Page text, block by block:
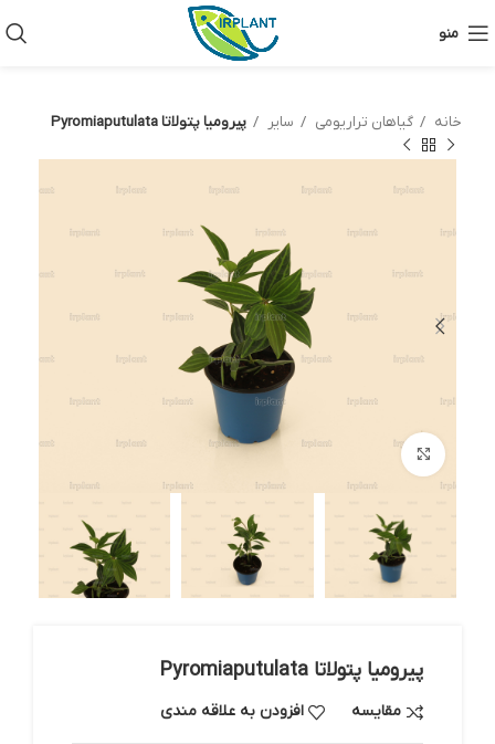
منو
خانه گیاهان تراریومی سایر پیرومیا پتولاتا Pyromiaputulata
بزرگنمایی تصویر
پیرومیا پتولاتا Pyromiaputulata
مقایسه افزودن به علاقه مندی